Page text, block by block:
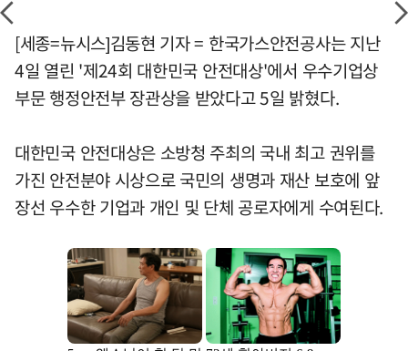
[세종=뉴시스]김동현 기자 = 한국가스안전공사는 지난
4일 열린 '제24회 대한민국 안전대상'에서 우수기업상
부문 행정안전부 장관상을 받았다고 5일 밝혔다.
대한민국 안전대상은 소방청 주최의 국내 최고 권위를
가진 안전분야 시상으로 국민의 생명과 재산 보호에 앞
장선 우수한 기업과 개인 및 단체 공로자에게 수여된다.